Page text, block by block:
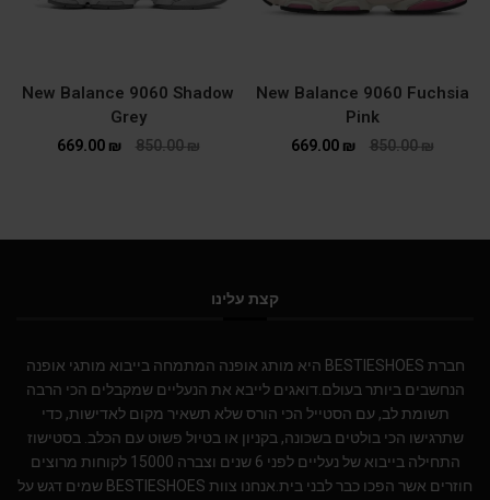
New Balance 9060 Fuchsia
Pink
850.00₪
669.00 ₪
New Balance 9060 Shadow
Grey
850.00₪
669.00 ₪
קצת עלינו
חברת BESTIESHOES היא מותג אופנה המתמחה בייבוא מותגי אופנה
הנחשבים ביותר בעולם.דואגים לייבא את הנעליים שמקבלים הכי הרבה
תשומת לב, עם הסטייל הכי הורס שלא תשאיר מקום לאדישות, כדי
שתרגישו הכי בולטים בשכונה, בקניון או בטיול פשוט עם הכלב. בסטישוז
התחילה בייבוא של נעליים לפני 6 שנים וצברה 15000 לקוחות מרוצים
חוזרים אשר הפכו כבר לבני בית.אנחנו צוות BESTIESHOES שמים דגש על